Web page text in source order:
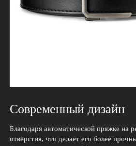
Современный дизайн
Благодаря автоматической пряжке на
отверстия, что делает его более